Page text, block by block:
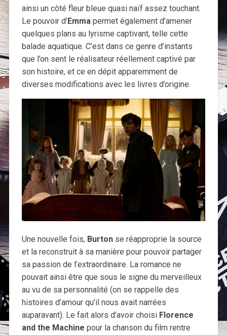
ainsi un côté fleur bleue quasi naïf assez touchant.
Le pouvoir d’Emmapermet également d’amener
quelques plans au lyrisme captivant, telle cette
balade aquatique. C’est dans ce genre d’instants
que l’on sent le réalisateur réellement captivé par
son histoire, et ce en dépit apparemment de
diverses modifications avec les livres d’origine.
Une nouvelle fois, Burtonse réapproprie la source
et la reconstruit à sa manière pour pouvoir partager
sa passion de l’extraordinaire. La romance ne
pouvait ainsi être que sous le signe du merveilleux
au vu de sa personnalité (on se rappelle des
histoires d’amour qu’il nous avait narrées
auparavant). Le fait alors d’avoir choisi Florence
and the Machine pour la chanson du film rentre